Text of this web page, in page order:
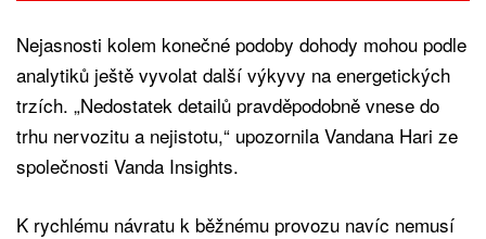
Nejasnosti kolem konečné podoby dohody mohou podle
analytiků ještě vyvolat další výkyvy na energetických
trzích. „Nedostatek detailů pravděpodobně vnese do
trhu nervozitu a nejistotu,“ upozornila Vandana Hari ze
společnosti Vanda Insights.
K rychlému návratu k běžnému provozu navíc nemusí